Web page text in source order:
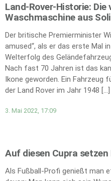
Land-Rover-Historie:
Waschmaschine aus
Der britische Premierminister
amused“, als er das erste Mal
Welterfolg des
Nach fast 70 Jahren ist das
Ikone geworden. Ein Fahrzeug
der Land Rover im Jahr 1948 […]
3. Mai 2022, 17:09
Auf diesen Cupra
Als Fußball-Profi genießt man